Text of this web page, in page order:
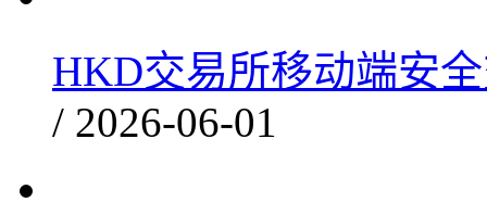
HKD交易所移动端安
/ 2026-06-01